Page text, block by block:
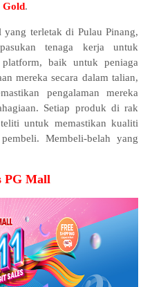
Gold.
yang terletak di Pulau Pinang,
tenaga kerja untuk
baik untuk peniaga
mereka secara dalam talian,
pengalaman mereka
Setiap produk di rak
untuk memastikan kualiti
Membeli-belah yang
PG Mall